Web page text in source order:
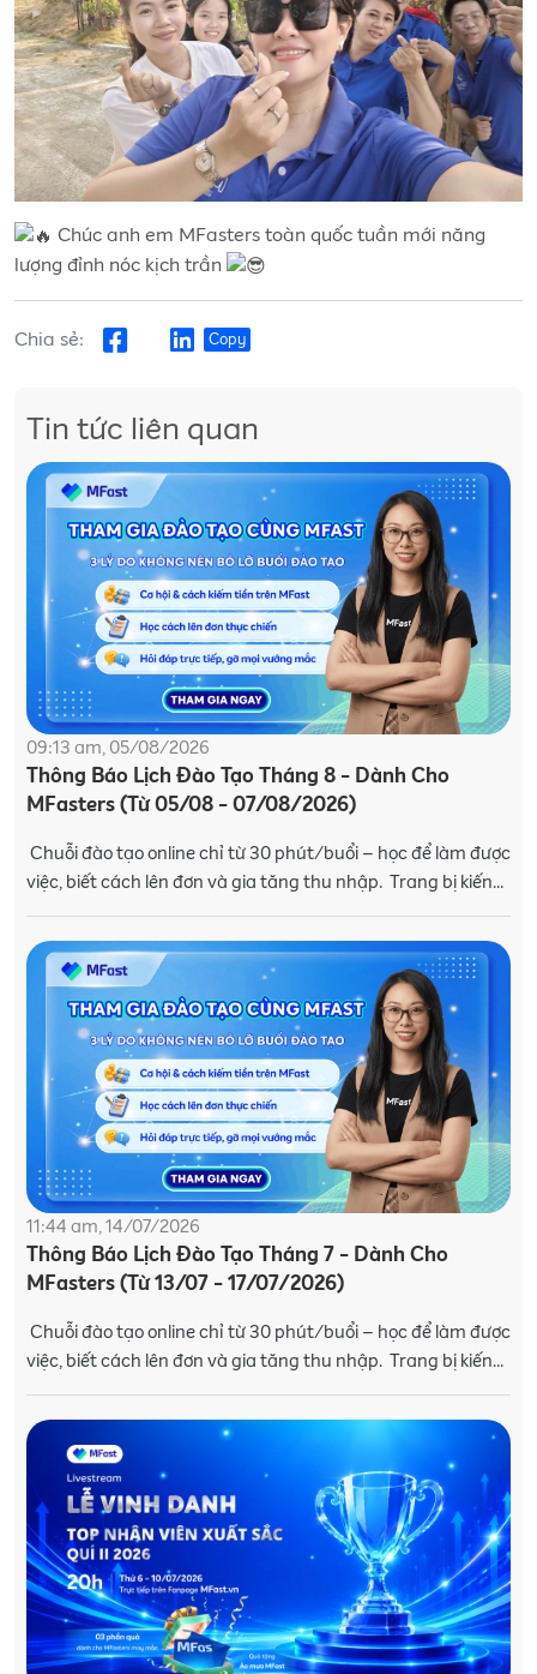
Chúc anh em MFasters toàn quốc tuần mới năng
lượng đỉnh nóc kịch trần
Chia sẻ: Copy
Tin tức liên quan
09:13 am, 05/08/2026
Thông Báo Lịch Đào Tạo Tháng 8 - Dành Cho
MFasters (Từ 05/08 - 07/08/2026)
Chuỗi đào tạo online chỉ từ 30 phút/buổi – học để làm được
việc, biết cách lên đơn và gia tăng thu nhập. Trang bị kiến
thức và kỹ năng
11:44 am, 14/07/2026
Thông Báo Lịch Đào Tạo Tháng 7 - Dành Cho
MFasters (Từ 13/07 - 17/07/2026)
Chuỗi đào tạo online chỉ từ 30 phút/buổi – học để làm được
việc, biết cách lên đơn và gia tăng thu nhập. Trang bị kiến
thức và kỹ năng